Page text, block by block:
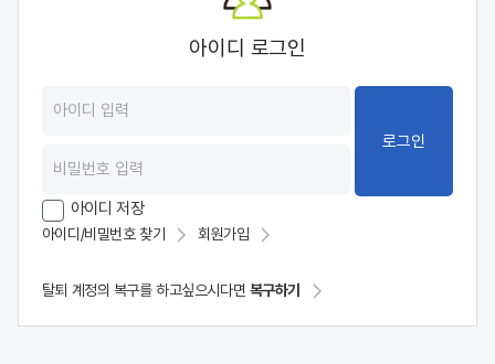
아이디 로그인
로그인
아이디 저장
아이디/비밀번호 찾기 회원가입
탈퇴 계정의 복구를 하고싶으시다면 복구하기